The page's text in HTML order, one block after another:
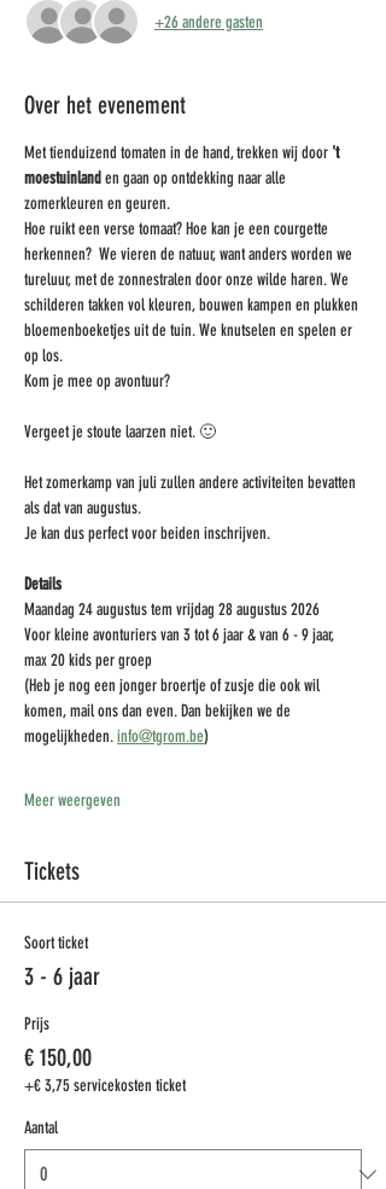
+26 andere gasten
Over het evenement
Met tienduizend tomaten in de hand, trekken wij door 't
moestuinland en gaan op ontdekking naar alle
zomerkleuren en geuren.
Hoe ruikt een verse tomaat? Hoe kan je een courgette
herkennen?  We vieren de natuur, want anders worden we
tureluur, met de zonnestralen door onze wilde haren. We
schilderen takken vol kleuren, bouwen kampen en plukken
bloemenboeketjes uit de tuin. We knutselen en spelen er
op los.
Kom je mee op avontuur?
Vergeet je stoute laarzen niet. 🙂
Het zomerkamp van juli zullen andere activiteiten bevatten
als dat van augustus.
Je kan dus perfect voor beiden inschrijven.
Details
Maandag 24 augustus tem vrijdag 28 augustus 2026
Voor kleine avonturiers van 3 tot 6 jaar & van 6 - 9 jaar,
max 20 kids per groep
(Heb je nog een jonger broertje of zusje die ook wil
komen, mail ons dan even. Dan bekijken we de
mogelijkheden. info@tgrom.be)
Meer weergeven
Tickets
Soort ticket
3 - 6 jaar
Prijs
€ 150,00
+€ 3,75 servicekosten ticket
Aantal